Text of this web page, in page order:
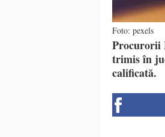
Foto: pexels
Procurorii
trimis în
calificată.